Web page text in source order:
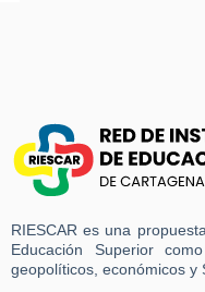
RIESCAR es una
Educación Superior
geopolíticos, económicos y